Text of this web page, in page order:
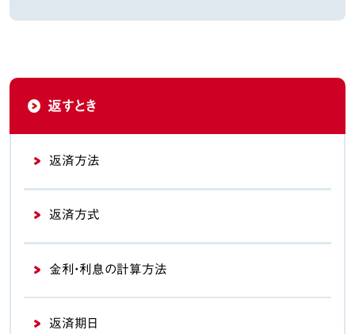
返すとき
返済方法
返済方式
金利・利息の計算方法
返済期日